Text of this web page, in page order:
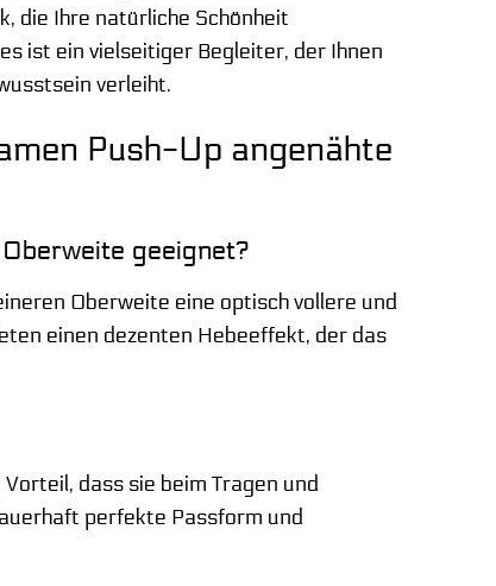
die Ihre natürliche Schönheit
ist ein vielseitiger Begleiter, der Ihnen
verleiht.
Push-Up angenähte
geeignet?
Oberweite eine optisch vollere und
einen dezenten Hebeeffekt, der das
dass sie beim Tragen und
perfekte Passform und